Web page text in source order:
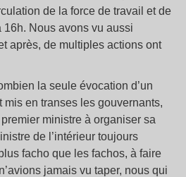
de la force de travail et de
16h. Nous avons vu aussi
après, de multiples actions ont
la seule évocation d’un
mis en transes les gouvernants,
ministre à organiser sa
de l’intérieur toujours
facho que les fachos, à faire
jamais vu taper, nous qui